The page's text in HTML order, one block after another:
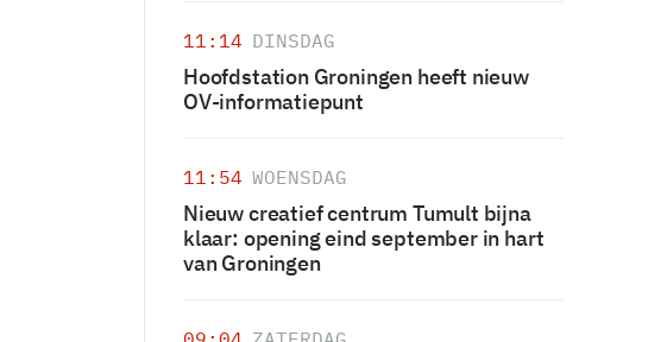
11:14 DINSDAG
Hoofdstation Groningen heeft nieuw
OV-informatiepunt
11:54 WOENSDAG
Nieuw creatief centrum Tumult bijna
klaar: opening eind september in hart
van Groningen